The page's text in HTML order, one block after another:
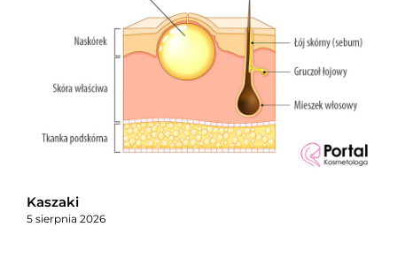
Kaszaki
5 sierpnia 2026